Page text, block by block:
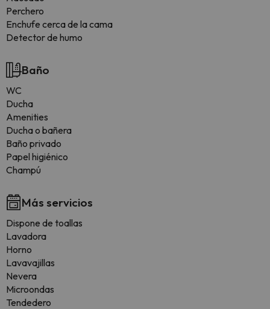
Perchero
Enchufe cerca de la cama
Detector de humo
Baño
WC
Ducha
Amenities
Ducha o bañera
Baño privado
Papel higiénico
Champú
Más servicios
Dispone de toallas
Lavadora
Horno
Lavavajillas
Nevera
Microondas
Tendedero